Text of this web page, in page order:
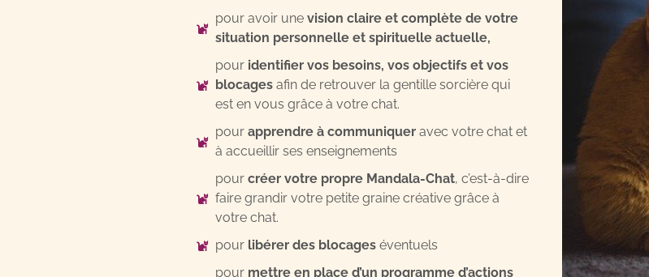
pour avoir une vision claire et complète de votre
situation personnelle et spirituelle actuelle,
pour identifier vos besoins, vos objectifs et vos
blocagesafin de retrouver la gentille sorcière qui
est en vous grâce à votre chat.
pour apprendre à communiqueravec votre chat et
à accueillir ses enseignements
pour créer votre propre Mandala-Chat, c’est-à-dire
faire grandir votre petite graine créative grâce à
votre chat.
pour libérer des blocageséventuels
pour mettre en place d’un programme d’actions